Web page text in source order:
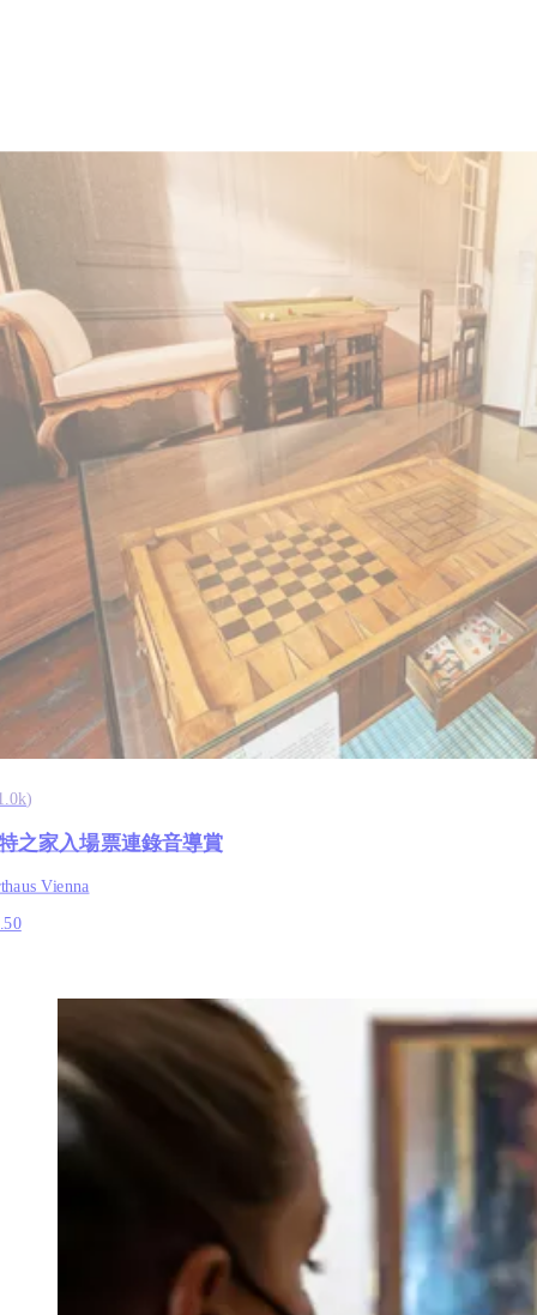
)
之家入場票連錄音導賞
Vienna